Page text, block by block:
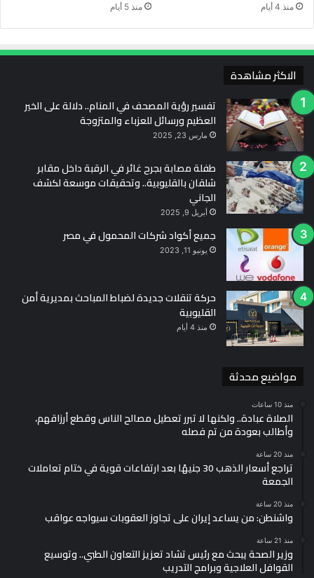
منذ 4 أيام منذ 5 أيام
الاكثر مشاهدة
تفسير رؤية المصحف في المنام.. دلالة على الخير
العظيم ورسائل للعزباء والمتزوجة
مارس 23, 2025
طفلة مصابة بجرح غائر في الرقبة داخل مقابر
شلقان بالقليوبية.. وتحقيقات موسعة لكشف
الجاني
أبريل 9, 2025
جميع أكواد شركات المحمول في مصر
يونيو 11, 2023
حركة تنقلات جديدة لضباط المباحث بمديرية أمن
القليوبية
منذ 4 أيام
مواضيع محدثة
منذ 10 ساعات
الصلاة عبادة.. ولكنها لا تبرر تعطيل مصالح الناس وقطع أرزاقهم،
وأطالب بعودة من تم فصله
منذ 20 ساعة
تراجع أسعار الذهب 30 جنيهًا بعد ارتفاعات قوية في ختام تعاملات
الجمعة
منذ 20 ساعة
واشنطن: من يساعد إيران على تجاوز العقوبات سيواجه عواقب
منذ 21 ساعة
وزير الصحة يبحث مع رئيس تشاد تعزيز التعاون الطبي.. وتوسيع
القوافل العلاجية وبرامج التدريب